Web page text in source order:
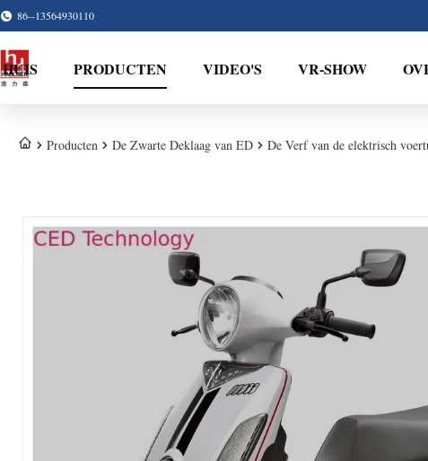
86--13564930110
HUIS PRODUCTEN VIDEO'S VR-SHOW
Producten De Zwarte Deklaag van ED De Verf van de elektrisch